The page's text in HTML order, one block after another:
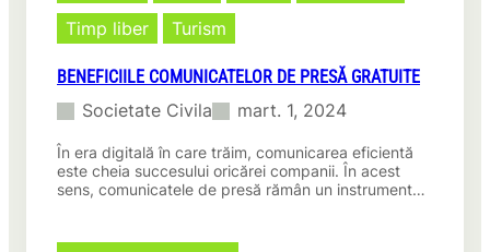
Timp liber
Turism
BENEFICIILE COMUNICATELOR DE PRESĂ GRATUITE
Societate Civila mart. 1, 2024
În era digitală în care trăim, comunicarea eficientă
este cheia succesului oricărei companii. În acest
sens, comunicatele de presă rămân un instrument…